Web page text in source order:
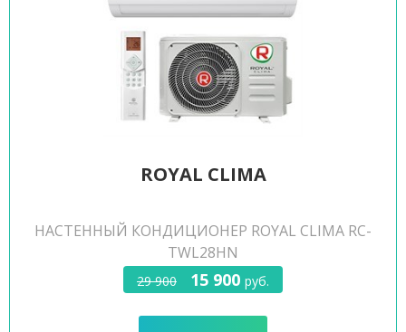
ROYAL CLIMA
НАСТЕННЫЙ КОНДИЦИОНЕР ROYAL CLIMA RC-
TWL28HN
29 900 15 900 руб.